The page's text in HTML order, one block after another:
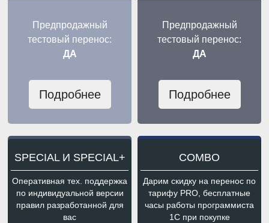
Предпродажный
тестовый перенос:
ДА
Подробнее
Предпродажный
тестовый перенос:
ДА
Подробнее
SPECIAL И SPECIAL+
Оперативная тех. поддержка
по индивидуальной версии
правил разработанной для
вас
COMBO
Дарим скидку на перенос по
тарифу PRO, бесплатные
часы работы программиста
1С при покупке